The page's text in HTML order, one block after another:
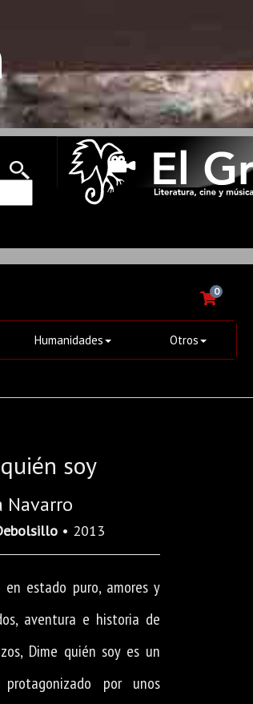
0
Humanidades Otros
soy
Navarro
• 2013
estado puro, amores y
aventura e historia de
Dime quién soy es un
por unos